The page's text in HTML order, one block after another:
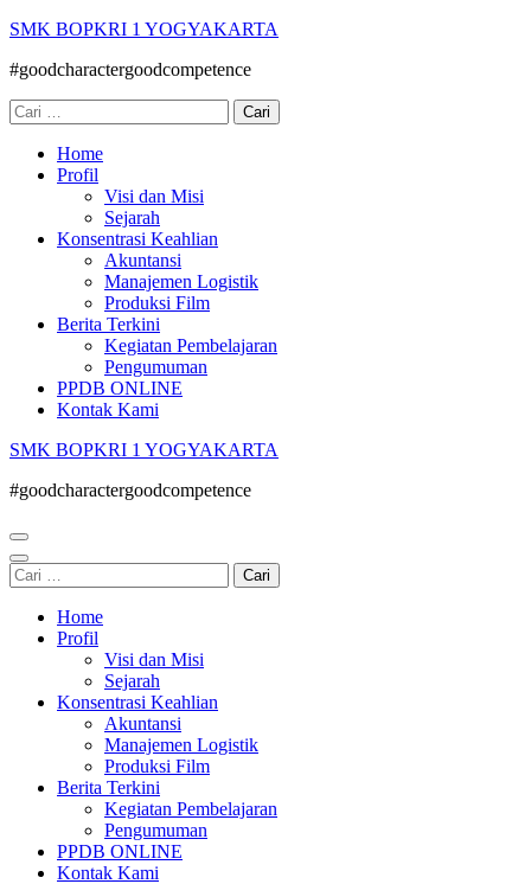
Lompat
konten
Enter)
SMK BOPKRI 1 YOGYAKARTA
#goodcharactergoodcompetence
Cari
untuk:
Home
Profil
Visi dan Misi
Sejarah
Konsentrasi Keahlian
Akuntansi
Manajemen Logistik
Produksi Film
Berita Terkini
Kegiatan Pembelajaran
Pengumuman
PPDB ONLINE
Kontak Kami
SMK BOPKRI 1 YOGYAKARTA
#goodcharactergoodcompetence
Cari
untuk:
Home
Profil
Visi dan Misi
Sejarah
Konsentrasi Keahlian
Akuntansi
Manajemen Logistik
Produksi Film
Berita Terkini
Kegiatan Pembelajaran
Pengumuman
PPDB ONLINE
Kontak Kami